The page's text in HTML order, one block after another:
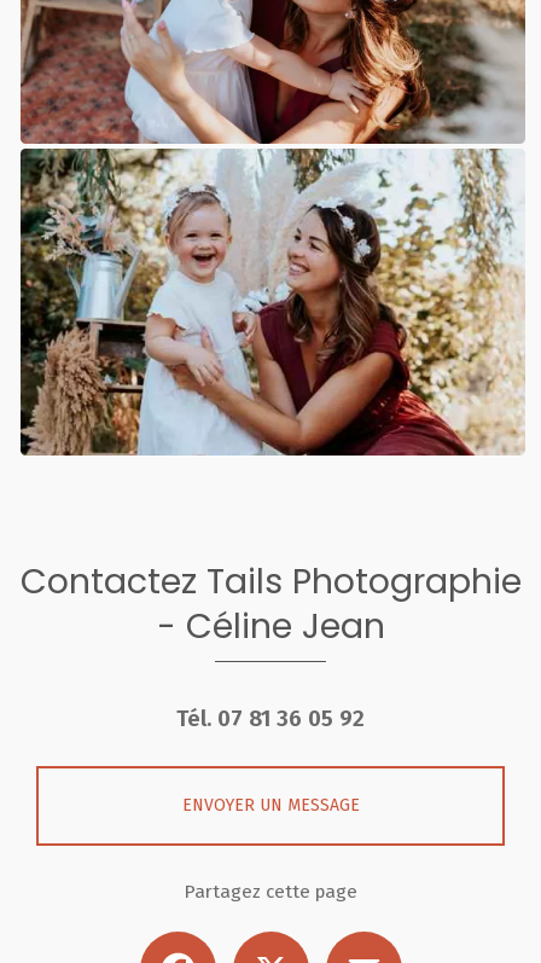
Contactez Tails Photographie
- Céline Jean
Tél. 07 81 36 05 92
ENVOYER UN MESSAGE
Partagez cette page
Facebook